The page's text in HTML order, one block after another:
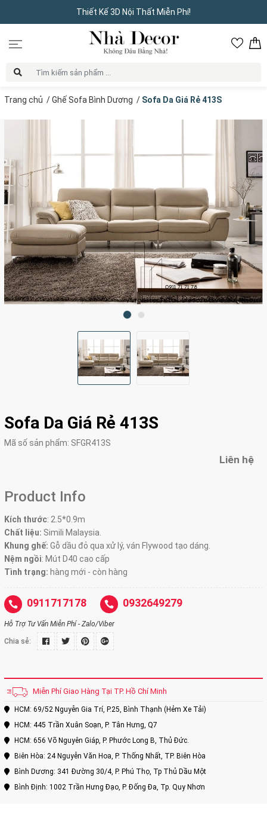
Thiết Kế 3D Nội Thất Miễn Phí!
Trang chủ /Ghế Sofa Bình Dương / Sofa Da Giá Rẻ 413S
Sofa Da Giá Rẻ 413S
Mã số sản phẩm: SFGR413S
Liên hệ
Product Info
Kích thước: 2.5*0.9m
Chất liệu: Simili Malaysia.
Khung ghế: Gỗ dầu đỏ qua xử lý, ván Flywood tạo dáng.
Nệm ngồi: Mút D40 cao cấp
Tình trạng: hàng mới - còn hàng
0911717178 0932649279
Hỗ Trợ Tư Vấn Miễn Phí - Zalo/Viber
Chia sẻ:
Miễn Phí Giao Hàng Tại TP. Hồ Chí Minh
HCM: 69/52 Nguyễn Gia Trí, P.25, Bình Thạnh (Hẻm Xe Tải)
HCM: 445 Trần Xuân Soạn, P. Tân Hưng, Q7
HCM: 656 Võ Nguyên Giáp, P. Phước Long B, Thủ Đức.
Biên Hòa: 24 Nguyễn Văn Hoa, P. Thống Nhất, TP. Biên Hòa
Bình Dương: 341 Đường 30/4, P. Phú Thọ, Tp Thủ Dầu Một
Bình Định: 1002 Trần Hưng Đạo, P. Đống Đa, Tp. Quy Nhơn